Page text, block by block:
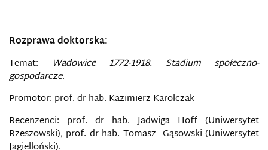
Rozprawa doktorska:
Temat:
Wadowice 1772-1918. Stadium społeczno-
gospodarcze.
Promotor: prof. dr hab. Kazimierz Karolczak
Recenzenci: prof. dr hab. Jadwiga Hoff (Uniwersytet
Rzeszowski), prof. dr hab. Tomasz Gąsowski (Uniwersytet